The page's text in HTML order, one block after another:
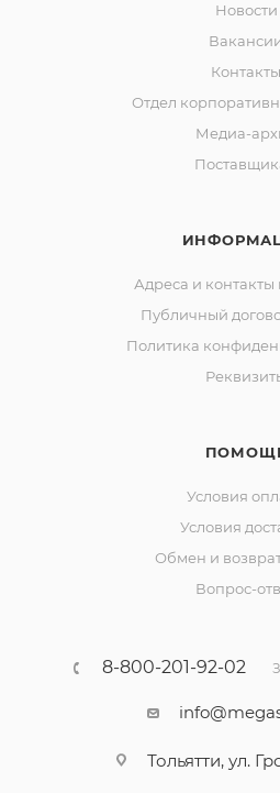
Новости
Контакты
Отдел
Медиа-
Адреса и контакты
Публичный
Политика
Условия
Условия
Обмен и
Вопрос-
8-800-201-92-02
Тольятти, ул.